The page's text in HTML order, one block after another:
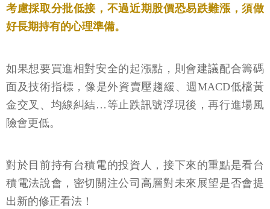
考慮採取分批低接，不過近期股價恐易跌難漲，須做
好長期持有的心理準備。
如果想要買進相對安全的起漲點，則會建議配合籌碼
面及技術指標，像是外資賣壓趨緩、週MACD低檔黃
金交叉、均線糾結…等止跌訊號浮現後，再行進場風
險會更低。
對於目前持有台積電的投資人，接下來的重點是看台
積電法說會，密切關注公司高層對未來展望是否會提
出新的修正看法！